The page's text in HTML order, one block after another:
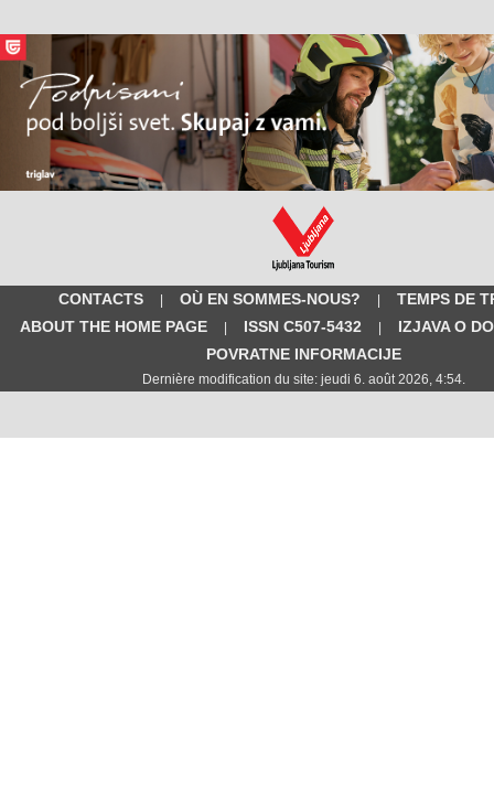
CONTACTS | OÙ EN SOMMES-NOUS? |
TEMPS DE
ABOUT THE HOME PAGE
| ISSN C507-5432 |
IZJAVA O
POVRATNE INFORMACIJE
Dernière modification du site: jeudi 6. août 2026, 4:54.